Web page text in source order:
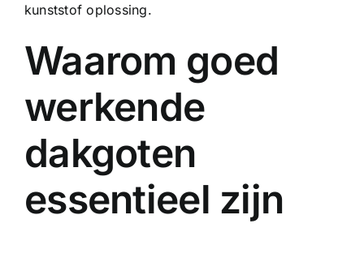
kunststof oplossing.
Waarom goed
werkende
dakgoten
essentieel zijn